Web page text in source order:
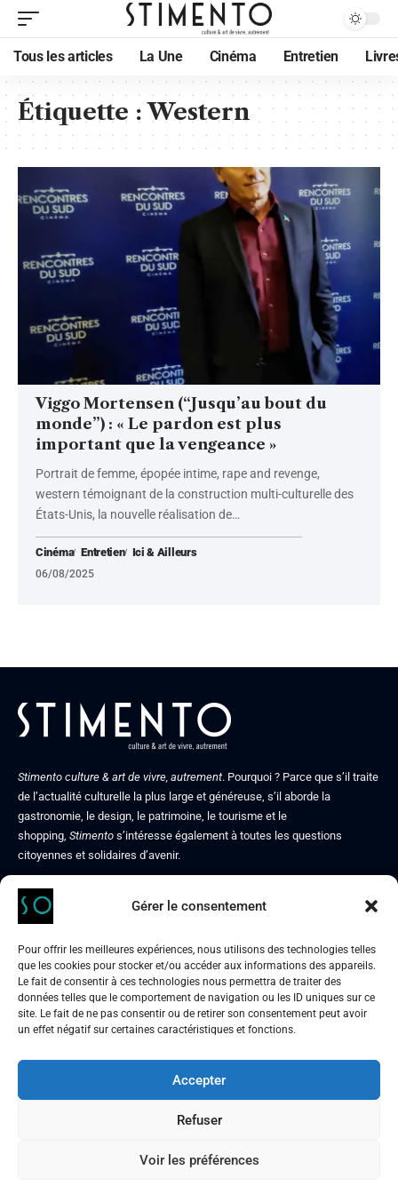
Gérer le consentement
Pour offrir les meilleures expériences, nous utilisons des technologies telles
que les cookies pour stocker et/ou accéder aux informations des appareils.
Le fait de consentir à ces technologies nous permettra de traiter des
données telles que le comportement de navigation ou les ID uniques sur ce
site. Le fait de ne pas consentir ou de retirer son consentement peut avoir
un effet négatif sur certaines caractéristiques et fonctions.
Accepter
Refuser
Voir les préférences
Tous les articles La Une Cinéma Entretien
Étiquette :Western
Viggo Mortensen (“Jusqu’au bout du
monde”) : « Le pardon est plus
important que la vengeance »
Portrait de femme, épopée intime, rape and revenge,
western témoignant de la construction multi-culturelle des
États-Unis, la nouvelle réalisation de…
Cinéma Entretien Ici & Ailleurs
06/08/2025
Stimento culture & art de vivre, autrement. Pourquoi ? Parce que s’il traite
de l’actualité culturelle la plus large et généreuse, s’il aborde la
gastronomie, le design, le patrimoine, le tourisme et le
shopping, Stimento s’intéresse également à toutes les questions
citoyennes et solidaires d’avenir.
Contact
Politique de confidentialité
À propos de nous